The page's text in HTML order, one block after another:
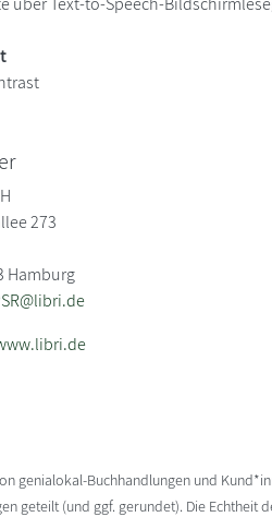
273
Hamburg
genialokal-Buchhandlungen und
geteilt (und ggf. gerundet). Die Echtheit